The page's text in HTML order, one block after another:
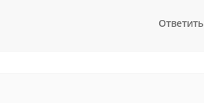
Ответить